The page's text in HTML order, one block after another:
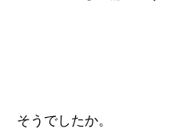
そうでしたか。